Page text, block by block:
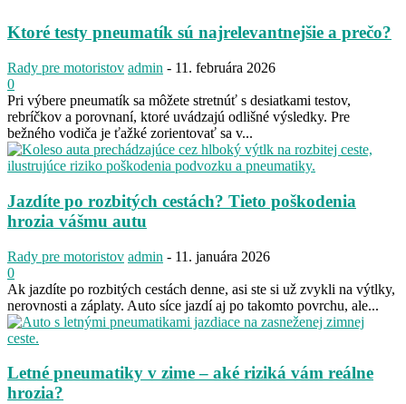
Ktoré testy pneumatík sú najrelevantnejšie a prečo?
Rady pre motoristov admin - 11. februára 2026
0
Pri výbere pneumatík sa môžete stretnúť s desiatkami testov,
rebríčkov a porovnaní, ktoré uvádzajú odlišné výsledky. Pre
bežného vodiča je ťažké zorientovať sa v...
Jazdíte po rozbitých cestách? Tieto poškodenia
hrozia vášmu autu
Rady pre motoristov admin - 11. januára 2026
0
Ak jazdíte po rozbitých cestách denne, asi ste si už zvykli na výtlky,
nerovnosti a záplaty. Auto síce jazdí aj po takomto povrchu, ale...
Letné pneumatiky v zime – aké riziká vám reálne
hrozia?